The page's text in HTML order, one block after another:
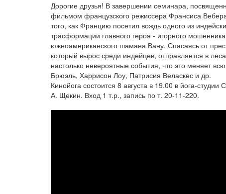
Дорогие друзья! В завершении семинара,
фильмом французского режиссера Франсиса
того, как Францию посетил вождь одного из
трасформации главного героя - игорного
южноамериканского шамана Вану. Спасаясь от
который вырос среди индейцев, отправляется в
настолько невероятные события, что это меняет
Брюэль, Харрисон Лоу, Патрисия Веласкес и др.
Кинойога состоится 8 августа в 19.00 в йога-
А. Щекин. Вход 1 т.р., запись по т. 20-11-220.